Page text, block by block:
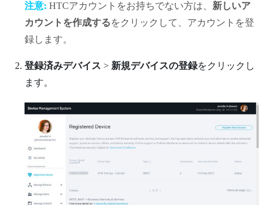
注意: HTCアカウントをお持ちでない方は、 新しいア
カウントを作成するをクリックして、アカウントを登
録します。
登録済みデバイス > 新規デバイスの登録をクリックし
ます。